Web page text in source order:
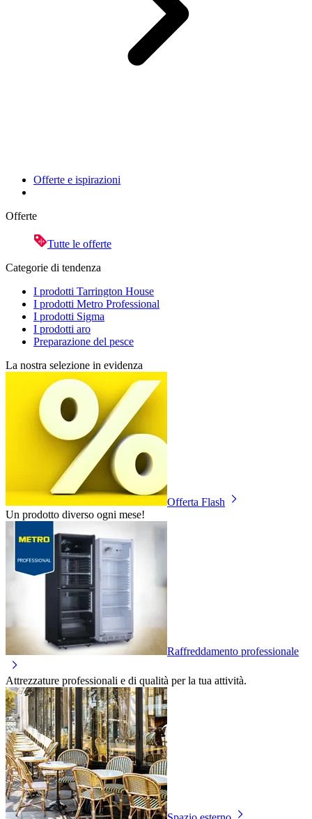
Offerte e ispirazioni
Offerte
Tutte le offerte
Categorie di tendenza
I prodotti Tarrington House
I prodotti Metro Professional
I prodotti Sigma
I prodotti aro
Preparazione del pesce
La nostra selezione in evidenza
Offerta Flash
Un prodotto diverso ogni mese!
Raffreddamento professionale
Attrezzature professionali e di qualità per la tua attività.